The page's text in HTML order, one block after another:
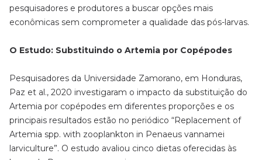
pesquisadores e produtores a buscar opções mais
econômicas sem comprometer a qualidade das pós-larvas.
O Estudo: Substituindo o Artemia por Copépodes
Pesquisadores da Universidade Zamorano, em Honduras,
Paz et al., 2020 investigaram o impacto da substituição do
Artemia por copépodes em diferentes proporções e os
principais resultados estão no periódico “Replacement of
Artemia spp. with zooplankton in Penaeus vannamei
larviculture”. O estudo avaliou cinco dietas oferecidas às